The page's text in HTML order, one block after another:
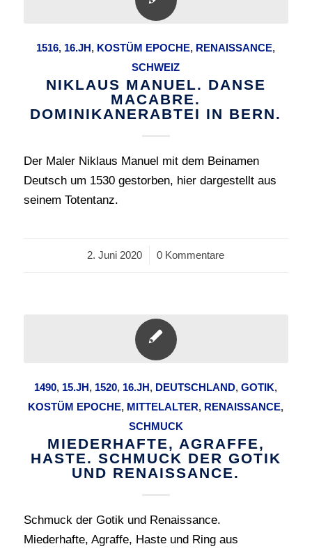
1516, 16.JH, KOSTÜM EPOCHE, RENAISSANCE,
SCHWEIZ
NIKLAUS MANUEL. DANSE
MACABRE.
DOMINIKANERABTEI IN BERN.
Der Maler Niklaus Manuel mit dem Beinamen
Deutsch um 1530 gestorben, hier dargestellt aus
seinem Totentanz.
2. Juni 2020
/ 0 Kommentare
1490, 15.JH, 1520, 16.JH, DEUTSCHLAND,GOTIK,
KOSTÜM EPOCHE, MITTELALTER, RENAISSANCE,
SCHMUCK
MIEDERHAFTE, AGRAFFE,
HASTE. SCHMUCK DER GOTIK
UND RENAISSANCE.
Schmuck der Gotik und Renaissance.
Miederhafte, Agraffe, Haste und Ring aus